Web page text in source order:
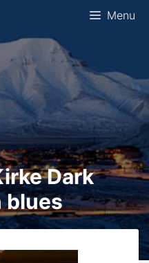
Menu
Dark
blues